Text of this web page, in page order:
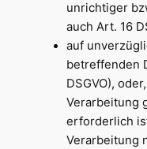
unrichtiger
auch Art. 16
auf
betreffenden
DSGVO),
Verarbeitung
erforderlich
Verarbeitung